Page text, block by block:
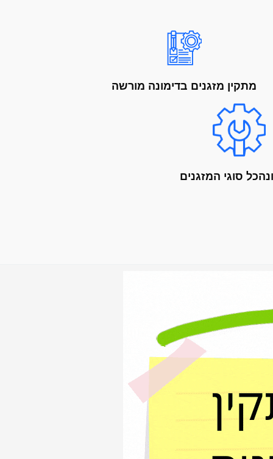
מתקין מזגנים בדימונה מורשה
סוגי המזגנים